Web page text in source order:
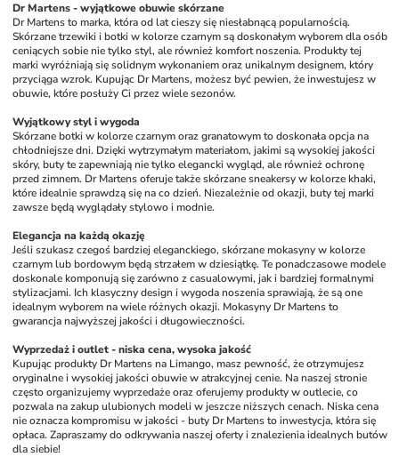
Dr Martens - wyjątkowe obuwie skórzane
Dr Martens to marka, która od lat cieszy się niesłabnącą popularnością.
Skórzane trzewiki i botki w kolorze czarnym są doskonałym wyborem dla osób
ceniących sobie nie tylko styl, ale również komfort noszenia. Produkty tej
marki wyróżniają się solidnym wykonaniem oraz unikalnym designem, który
przyciąga wzrok. Kupując Dr Martens, możesz być pewien, że inwestujesz w
obuwie, które posłuży Ci przez wiele sezonów.
Wyjątkowy styl i wygoda
Skórzane botki w kolorze czarnym oraz granatowym to doskonała opcja na
chłodniejsze dni. Dzięki wytrzymałym materiałom, jakimi są wysokiej jakości
skóry, buty te zapewniają nie tylko elegancki wygląd, ale również ochronę
przed zimnem. Dr Martens oferuje także skórzane sneakersy w kolorze khaki,
które idealnie sprawdzą się na co dzień. Niezależnie od okazji, buty tej marki
zawsze będą wyglądały stylowo i modnie.
Elegancja na każdą okazję
Jeśli szukasz czegoś bardziej eleganckiego, skórzane mokasyny w kolorze
czarnym lub bordowym będą strzałem w dziesiątkę. Te ponadczasowe modele
doskonale komponują się zarówno z casualowymi, jak i bardziej formalnymi
stylizacjami. Ich klasyczny design i wygoda noszenia sprawiają, że są one
idealnym wyborem na wiele różnych okazji. Mokasyny Dr Martens to
gwarancja najwyższej jakości i długowieczności.
Wyprzedaż i outlet - niska cena, wysoka jakość
Kupując produkty Dr Martens na Limango, masz pewność, że otrzymujesz
oryginalne i wysokiej jakości obuwie w atrakcyjnej cenie. Na naszej stronie
często organizujemy wyprzedaże oraz oferujemy produkty w outlecie, co
pozwala na zakup ulubionych modeli w jeszcze niższych cenach. Niska cena
nie oznacza kompromisu w jakości - buty Dr Martens to inwestycja, która się
opłaca. Zapraszamy do odkrywania naszej oferty i znalezienia idealnych butów
dla siebie!